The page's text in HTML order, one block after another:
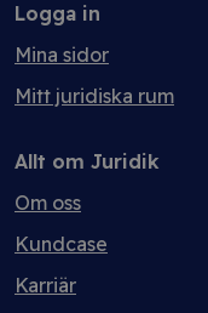
Logga in
Mina sidor
Mitt juridiska rum
Allt om Juridik
Om oss
Kundcase
Karriär